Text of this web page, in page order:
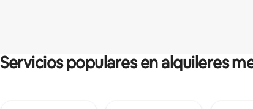
Servicios populares en alquileres